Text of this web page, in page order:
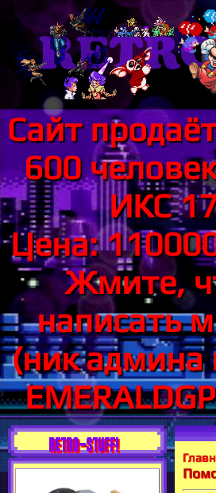
Сайт
600
ИКС
Цена:
Жмите,
написать
(ник админа
RETRO-STUFF!